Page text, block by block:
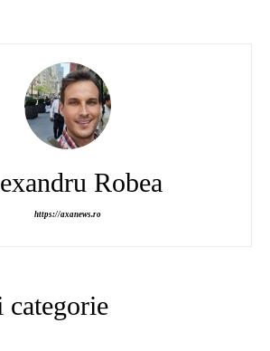
Robea
https://axanews.ro
categorie